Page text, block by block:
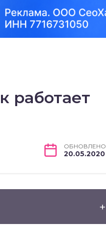
работает
ОБНОВЛЕНО
20.05.2020